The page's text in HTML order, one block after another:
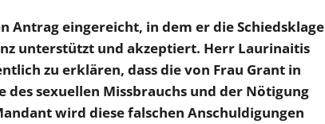
Antrag eingereicht, in dem er die Schiedsklage
unterstützt und akzeptiert. Herr Laurinaitis
zu erklären, dass die von Frau Grant in
sexuellen Missbrauchs und der Nötigung
wird diese falschen Anschuldigungen